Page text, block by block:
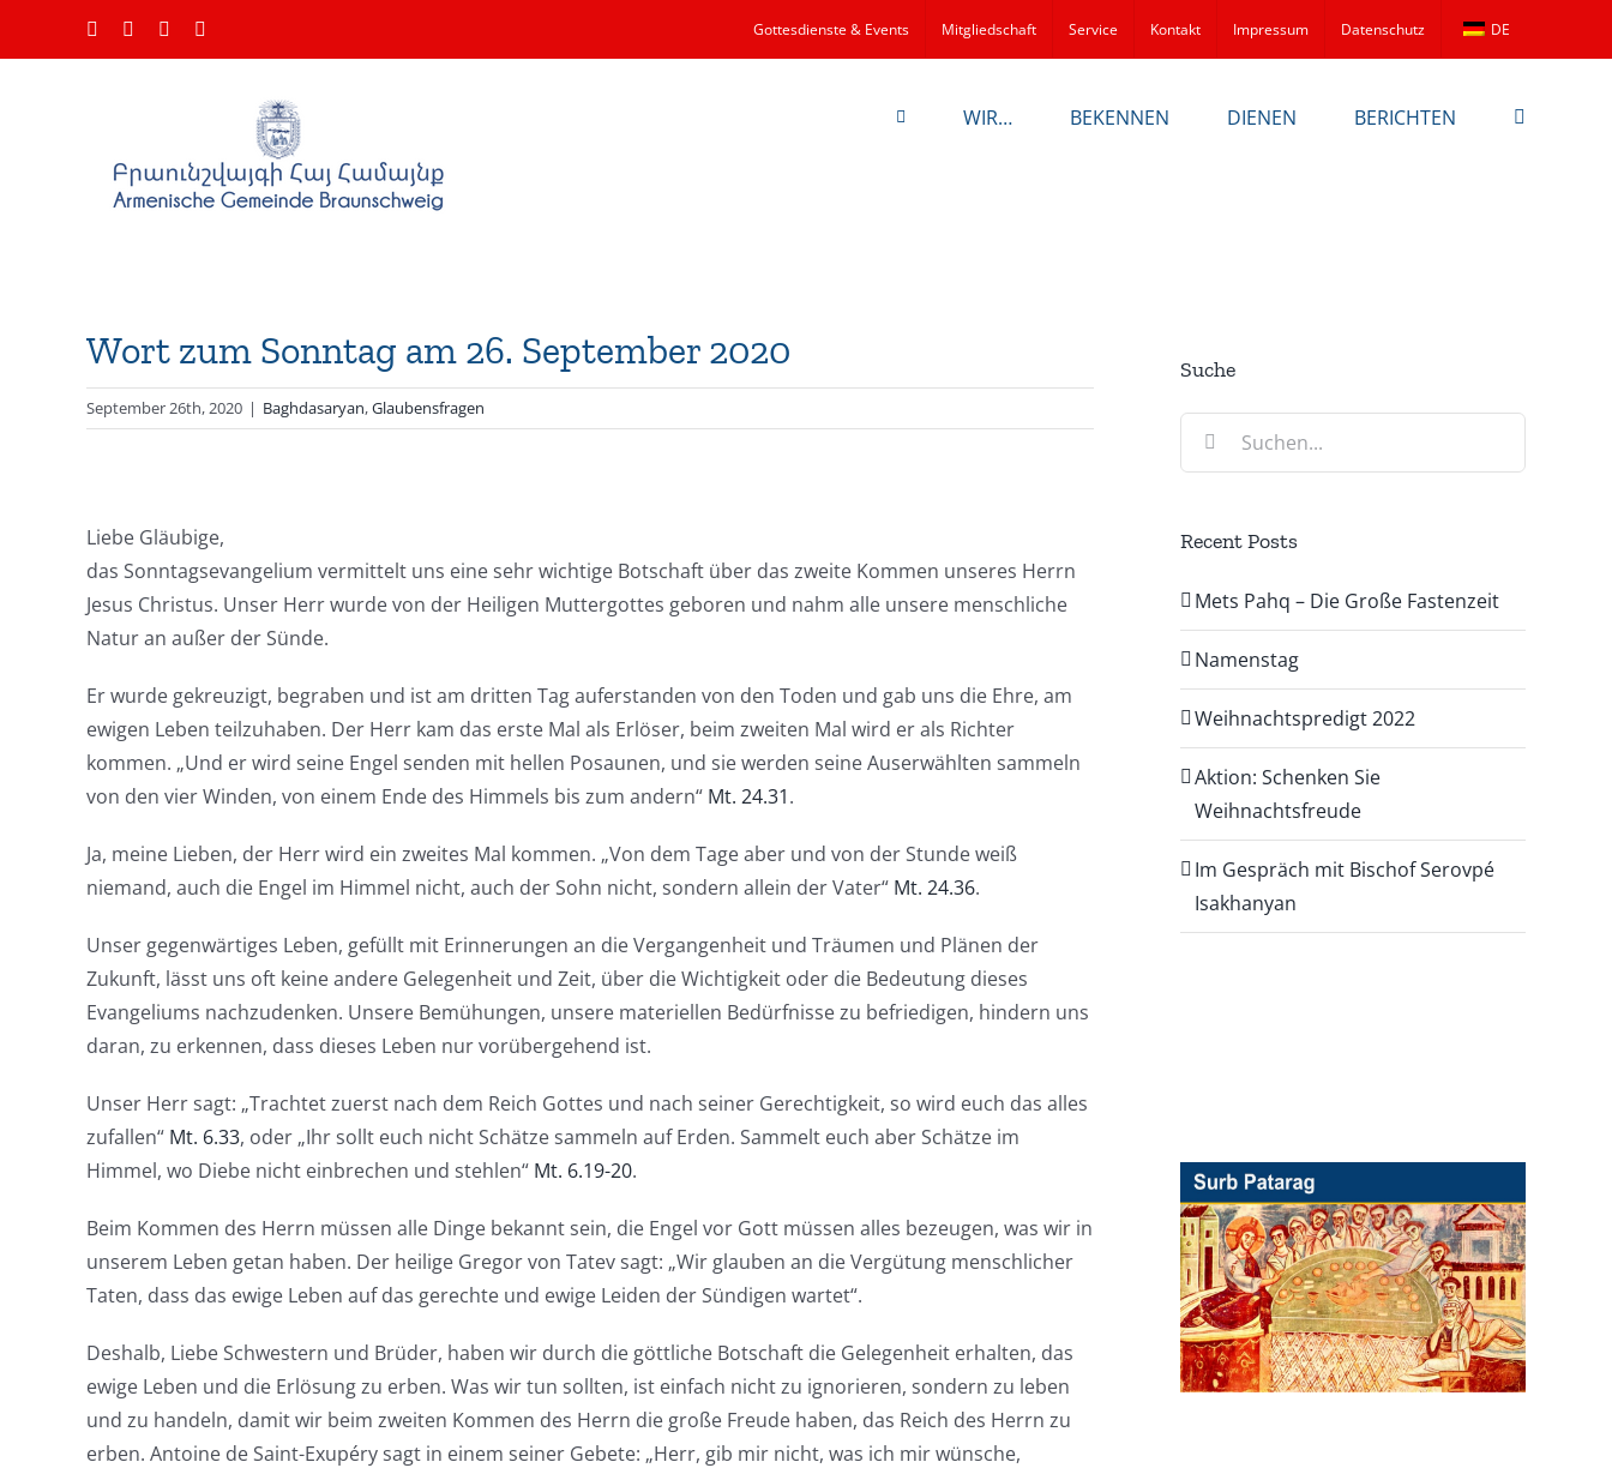
FacebookInstagramYouTube Gottesdienste & Events Mitgliedschaft Service Kontakt Impressum Datenschutz DE
WIR… BEKENNEN DIENEN BERICHTEN
Wort zum Sonntag am 26. September 2020
September 26th, 2020 | Baghdasaryan,Glaubensfragen
Liebe Gläubige,
das Sonntagsevangelium vermittelt uns eine sehr wichtige Botschaft über das zweite Kommen unseres Herrn
Jesus Christus. Unser Herr wurde von der Heiligen Muttergottes geboren und nahm alle unsere menschliche
Natur an außer der Sünde.
Er wurde gekreuzigt, begraben und ist am dritten Tag auferstanden von den Toden und gab uns die Ehre, am
ewigen Leben teilzuhaben. Der Herr kam das erste Mal als Erlöser, beim zweiten Mal wird er als Richter
kommen. „Und er wird seine Engel senden mit hellen Posaunen, und sie werden seine Auserwählten sammeln
von den vier Winden, von einem Ende des Himmels bis zum andern“ Mt. 24.31.
Ja, meine Lieben, der Herr wird ein zweites Mal kommen. „Von dem Tage aber und von der Stunde weiß
niemand, auch die Engel im Himmel nicht, auch der Sohn nicht, sondern allein der Vater“ Mt. 24.36.
Unser gegenwärtiges Leben, gefüllt mit Erinnerungen an die Vergangenheit und Träumen und Plänen der
Zukunft, lässt uns oft keine andere Gelegenheit und Zeit, über die Wichtigkeit oder die Bedeutung dieses
Evangeliums nachzudenken. Unsere Bemühungen, unsere materiellen Bedürfnisse zu befriedigen, hindern uns
daran, zu erkennen, dass dieses Leben nur vorübergehend ist.
Unser Herr sagt: „Trachtet zuerst nach dem Reich Gottes und nach seiner Gerechtigkeit, so wird euch das alles
zufallen“ Mt. 6.33, oder „Ihr sollt euch nicht Schätze sammeln auf Erden. Sammelt euch aber Schätze im
Himmel, wo Diebe nicht einbrechen und stehlen“ Mt. 6.19-20.
Beim Kommen des Herrn müssen alle Dinge bekannt sein, die Engel vor Gott müssen alles bezeugen, was wir in
unserem Leben getan haben. Der heilige Gregor von Tatev sagt: „Wir glauben an die Vergütung menschlicher
Taten, dass das ewige Leben auf das gerechte und ewige Leiden der Sündigen wartet“.
Deshalb, Liebe Schwestern und Brüder, haben wir durch die göttliche Botschaft die Gelegenheit erhalten, das
ewige Leben und die Erlösung zu erben. Was wir tun sollten, ist einfach nicht zu ignorieren, sondern zu leben
und zu handeln, damit wir beim zweiten Kommen des Herrn die große Freude haben, das Reich des Herrn zu
erben. Antoine de Saint-Exupéry sagt in einem seiner Gebete: „Herr, gib mir nicht, was ich mir wünsche,
Suche
Suche
Recent Posts
Mets Pahq – Die Große Fastenzeit
Namenstag
Weihnachtspredigt 2022
Aktion: Schenken Sie
Weihnachtsfreude
Im Gespräch mit Bischof Serovpé
Isakhanyan